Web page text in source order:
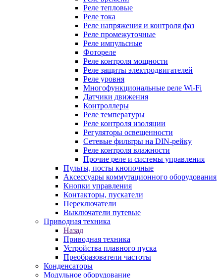
Реле тепловые
Реле тока
Реле напряжения и контроля фаз
Реле промежуточные
Реле импульсные
Фотореле
Реле контроля мощности
Реле защиты электродвигателей
Реле уровня
Многофункциональные реле Wi-Fi
Датчики движения
Контроллеры
Реле температуры
Реле контроля изоляции
Регуляторы освещенности
Сетевые фильтры на DIN-рейку
Реле контроля влажности
Прочие реле и системы управления
Пульты, посты кнопочные
Аксессуары коммутационного оборудования
Кнопки управления
Контакторы, пускатели
Переключатели
Выключатели путевые
Приводная техника
Назад
Приводная техника
Устройства плавного пуска
Преобразователи частоты
Конденсаторы
Модульное оборудование